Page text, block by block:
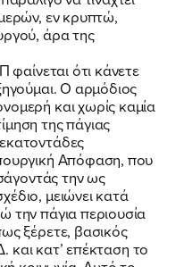
εν κρυπτώ,
άρα της
ότι κάνετε
Ο αρμόδιος
και χωρίς καμία
της πάγιας
Απόφαση, που
την ως
μειώνει κατά
την πάγια περιουσία
ξέρετε, βασικός
και κατ’ επέκταση το